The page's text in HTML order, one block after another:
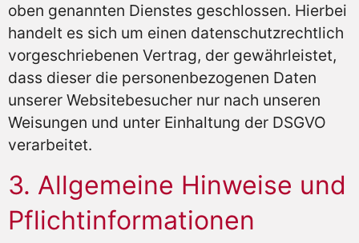
oben genannten Dienstes geschlossen. Hierbei
handelt es sich um einen datenschutzrechtlich
vorgeschriebenen Vertrag, der gewährleistet,
dass dieser die personenbezogenen Daten
unserer Websitebesucher nur nach unseren
Weisungen und unter Einhaltung der DSGVO
verarbeitet.
3. Allgemeine Hinweise und
Pflicht­informationen